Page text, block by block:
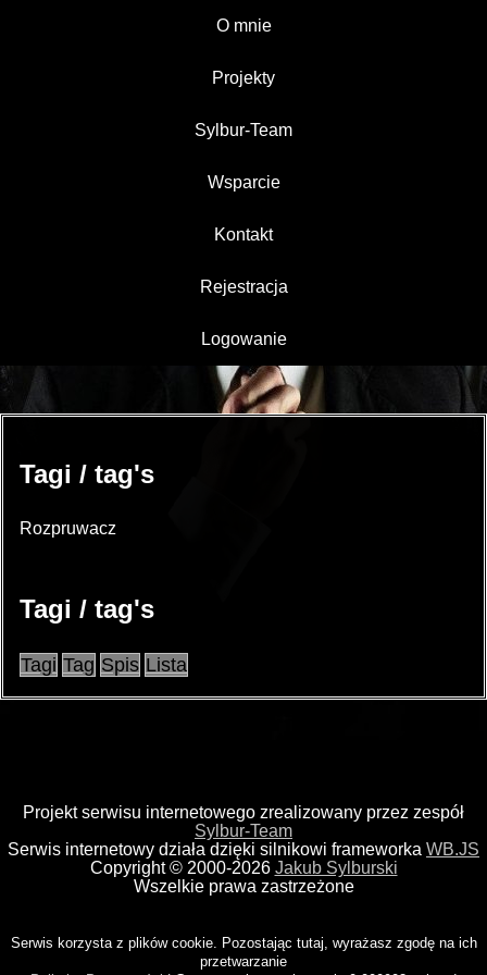
O mnie
Projekty
Sylbur-Team
Wsparcie
Kontakt
Rejestracja
Logowanie
Tagi / tag's
Rozpruwacz
Tagi / tag's
Tagi Tag Spis Lista
Projekt serwisu internetowego zrealizowany przez zespół
Sylbur-Team
Serwis internetowy działa dzięki silnikowi frameworka WB.JS
Copyright © 2000-2026 Jakub Sylburski
Wszelkie prawa zastrzeżone
Serwis korzysta z plików cookie. Pozostając tutaj, wyrażasz zgodę na ich
przetwarzanie